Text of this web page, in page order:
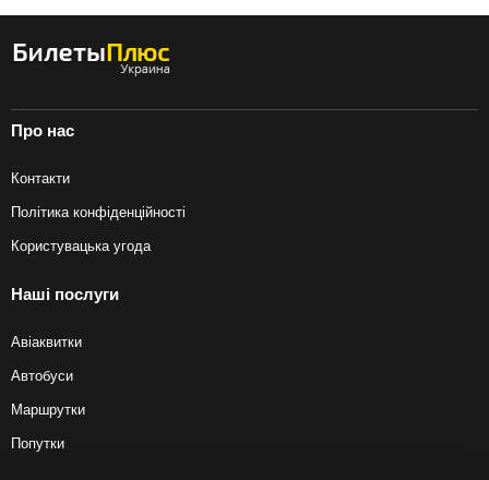
Про нас
Контакти
Політика конфіденційності
Користувацька угода
Наші послуги
Авіаквитки
Автобуси
Маршрутки
Попутки